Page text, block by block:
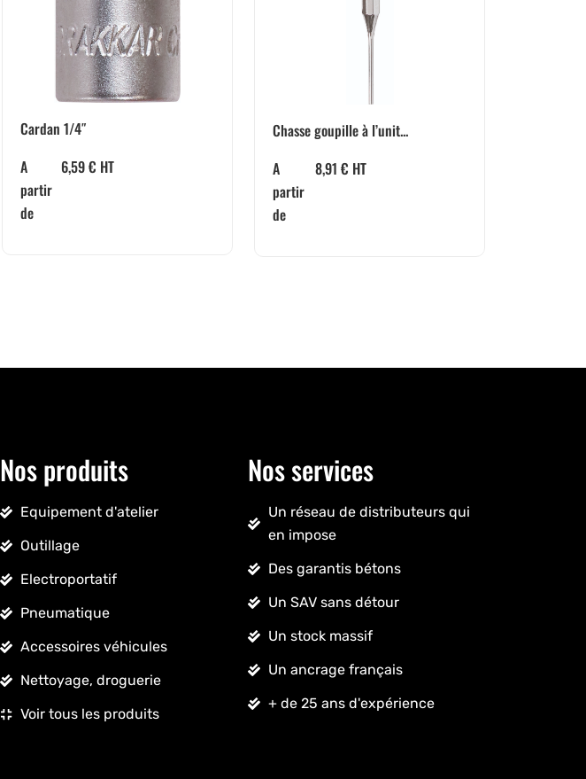
Cardan 1/4″
A
partir
de
6,59€ HT
Chasse goupille à l’unit...
A
partir
de
8,91 € HT
Nos produits
Equipement d'atelier
Outillage
Electroportatif
Pneumatique
Accessoires véhicules
Nettoyage, droguerie
Voir tous les produits
Nos services
Un réseau de distributeurs qui
en impose
Des garantis bétons
Un SAV sans détour
Un stock massif
Un ancrage français
+ de 25 ans d'expérience